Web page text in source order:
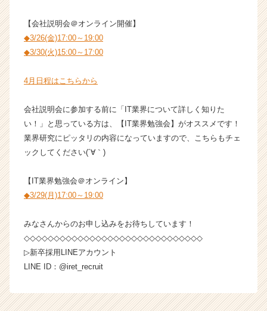
e
r
e
r）
【会社説明会＠オンライン開催】
◆3/26(金)17:00～19:00
◆3/30(火)15:00～17:00
4月日程はこちらから
会社説明会に参加する前に「IT業界について詳しく知りた
い！」と思っている方は、【IT業界勉強会】がオススメです！
業界研究にピッタリの内容になっていますので、こちらもチェ
ックしてください(´∀｀)
【IT業界勉強会＠オンライン】
◆3/29(月)17:00～19:00
みなさんからのお申し込みをお待ちしています！
◇◇◇◇◇◇◇◇◇◇◇◇◇◇◇◇◇◇◇◇◇◇◇◇◇◇◇◇◇◇
▷新卒採用LINEアカウント
LINE ID：@iret_recruit